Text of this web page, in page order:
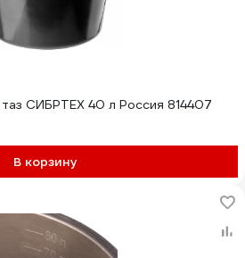
СИБРТЕХ 40 л Россия 814407
В корзину